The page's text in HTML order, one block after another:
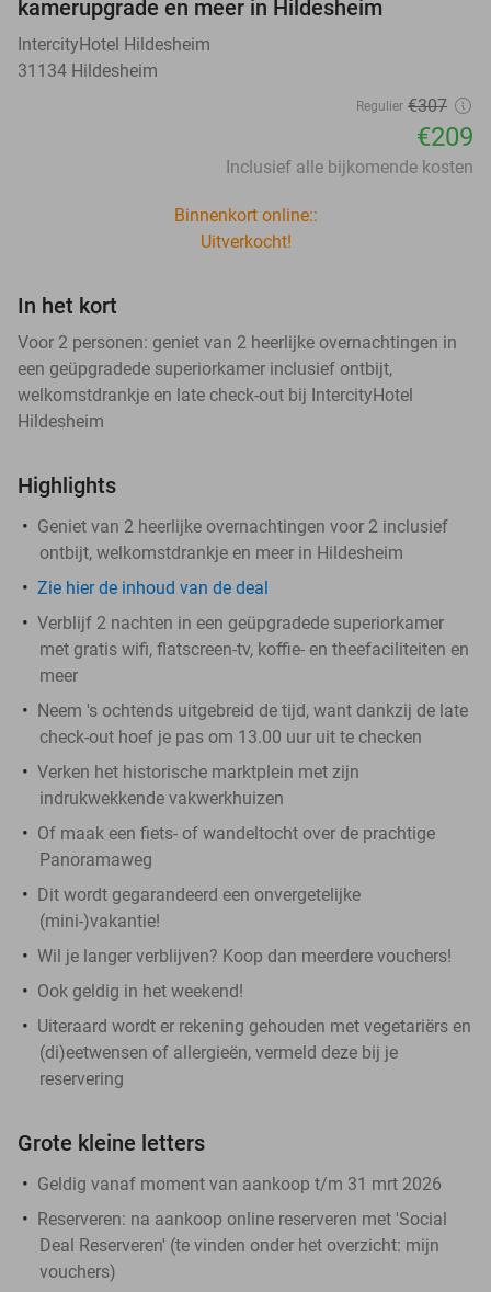
kamerupgrade en meer in Hildesheim
IntercityHotel Hildesheim
31134 Hildesheim
Regulier €307
€209
Inclusief alle bijkomende kosten
Binnenkort online::
Uitverkocht!
In het kort
Voor 2 personen: geniet van 2 heerlijke overnachtingen in
een geüpgradede superiorkamer inclusief ontbijt,
welkomstdrankje en late check-out bij IntercityHotel
Hildesheim
Highlights
Geniet van 2 heerlijke overnachtingen voor 2 inclusief
ontbijt, welkomstdrankje en meer in Hildesheim
Zie hier de inhoud van de deal
Verblijf 2 nachten in een geüpgradede superiorkamer
met gratis wifi, flatscreen-tv, koffie- en theefaciliteiten en
meer
Neem 's ochtends uitgebreid de tijd, want dankzij de late
check-out hoef je pas om 13.00 uur uit te checken
Verken het historische marktplein met zijn
indrukwekkende vakwerkhuizen
Of maak een fiets- of wandeltocht over de prachtige
Panoramaweg
Dit wordt gegarandeerd een onvergetelijke
(mini-)vakantie!
Wil je langer verblijven? Koop dan meerdere vouchers!
Ook geldig in het weekend!
Uiteraard wordt er rekening gehouden met vegetariërs en
(di)eetwensen of allergieën, vermeld deze bij je
reservering
Grote kleine letters
Geldig vanaf moment van aankoop t/m 31 mrt 2026
Reserveren: na aankoop online reserveren met 'Social
Deal Reserveren' (te vinden onder het overzicht: mijn
vouchers)